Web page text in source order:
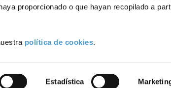
proporcionado o que hayan recopilado a
política de cookies.
Estadística